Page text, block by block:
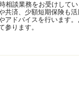
相談業務をお受けして
共済、少額短期保険も
アドバイスを行います
参ります。